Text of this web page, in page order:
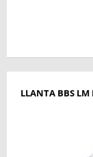
LLANTA BBS LM